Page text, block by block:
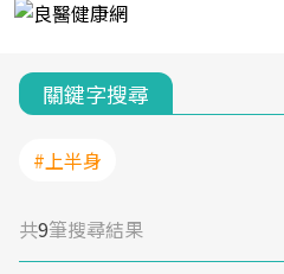
關鍵字搜尋
#上半身
共9筆搜尋結果